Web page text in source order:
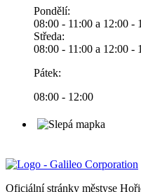
Pondělí:
08:00 - 11:00 a 12:00 -
Středa:
08:00 - 11:00 a 12:00 -
Pátek:
08:00 - 12:00
Oficiální stránky městyse